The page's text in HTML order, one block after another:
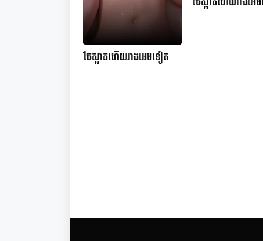
ចែស្អាតហើយរាងអេមទៀត